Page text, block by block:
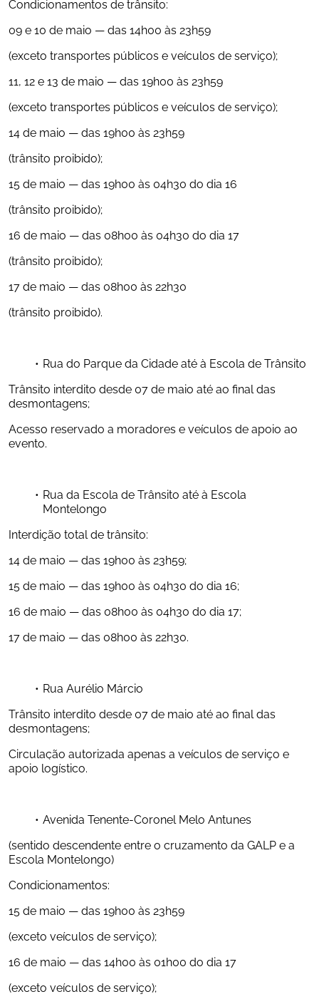
Condicionamentos de trânsito:
09 e 10 de maio — das 14h00 às 23h59
(exceto transportes públicos e veículos de serviço);
11, 12 e 13 de maio — das 19h00 às 23h59
(exceto transportes públicos e veículos de serviço);
14 de maio — das 19h00 às 23h59
(trânsito proibido);
15 de maio — das 19h00 às 04h30 do dia 16
(trânsito proibido);
16 de maio — das 08h00 às 04h30 do dia 17
(trânsito proibido);
17 de maio — das 08h00 às 22h30
(trânsito proibido).
Rua do Parque da Cidade até à Escola de Trânsito
Trânsito interdito desde 07 de maio até ao final das
desmontagens;
Acesso reservado a moradores e veículos de apoio ao
evento.
Rua da Escola de Trânsito até à Escola
Montelongo
Interdição total de trânsito:
14 de maio — das 19h00 às 23h59;
15 de maio — das 19h00 às 04h30 do dia 16;
16 de maio — das 08h00 às 04h30 do dia 17;
17 de maio — das 08h00 às 22h30.
Rua Aurélio Márcio
Trânsito interdito desde 07 de maio até ao final das
desmontagens;
Circulação autorizada apenas a veículos de serviço e
apoio logístico.
Avenida Tenente-Coronel Melo Antunes
(sentido descendente entre o cruzamento da GALP e a
Escola Montelongo)
Condicionamentos:
15 de maio — das 19h00 às 23h59
(exceto veículos de serviço);
16 de maio — das 14h00 às 01h00 do dia 17
(exceto veículos de serviço);